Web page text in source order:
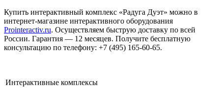
Купить интерактивный комплекс «Радуга Дуэт» можно в
интернет-магазине интерактивного оборудования
Prointeractiv.ru. Осуществляем быструю доставку по всей
России. Гарантия — 12 месяцев. Получите бесплатную
консультацию по телефону: +7 (495) 165‑60‑65.
Интерактивные комплексы